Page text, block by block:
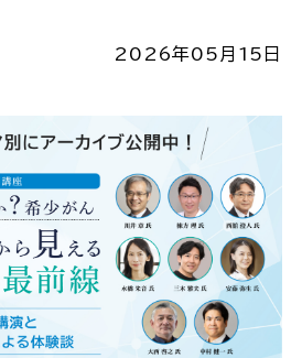
2026年05月15日